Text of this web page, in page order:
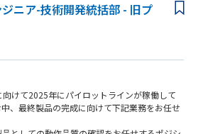
ナンス作業、故障修理等
み立て、調整、性能確認
ジョンへの立ち上げ等サポート
のエスカレーションレポート作成
携による解決策の立案、実行、顧客報告
ート：
得、アイディアの立案、装置性能改善品の評
プロジェクト参加
たは半導体デバイスメーカーでの業務経験
ラブル対応の経験
に関わった経験
ジニア-技術開発統括部 - 旧プ
けて2025年にパイロットラインが稼働して
、最終製品の完成に向けて下記業務をお任せ